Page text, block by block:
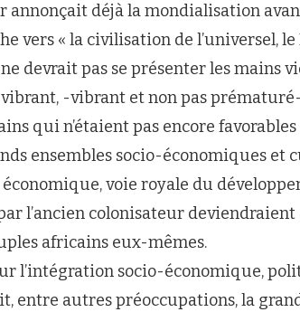
annonçait déjà la mondialisation
vers « la civilisation de l’universel,
devrait pas se présenter les mains
vibrant, -vibrant et non pas
qui n’étaient pas encore favorables
ensembles socio-économiques et
voie royale du
l’ancien colonisateur
africains eux-mêmes.
l’intégration socio-économique,
entre autres préoccupations, la